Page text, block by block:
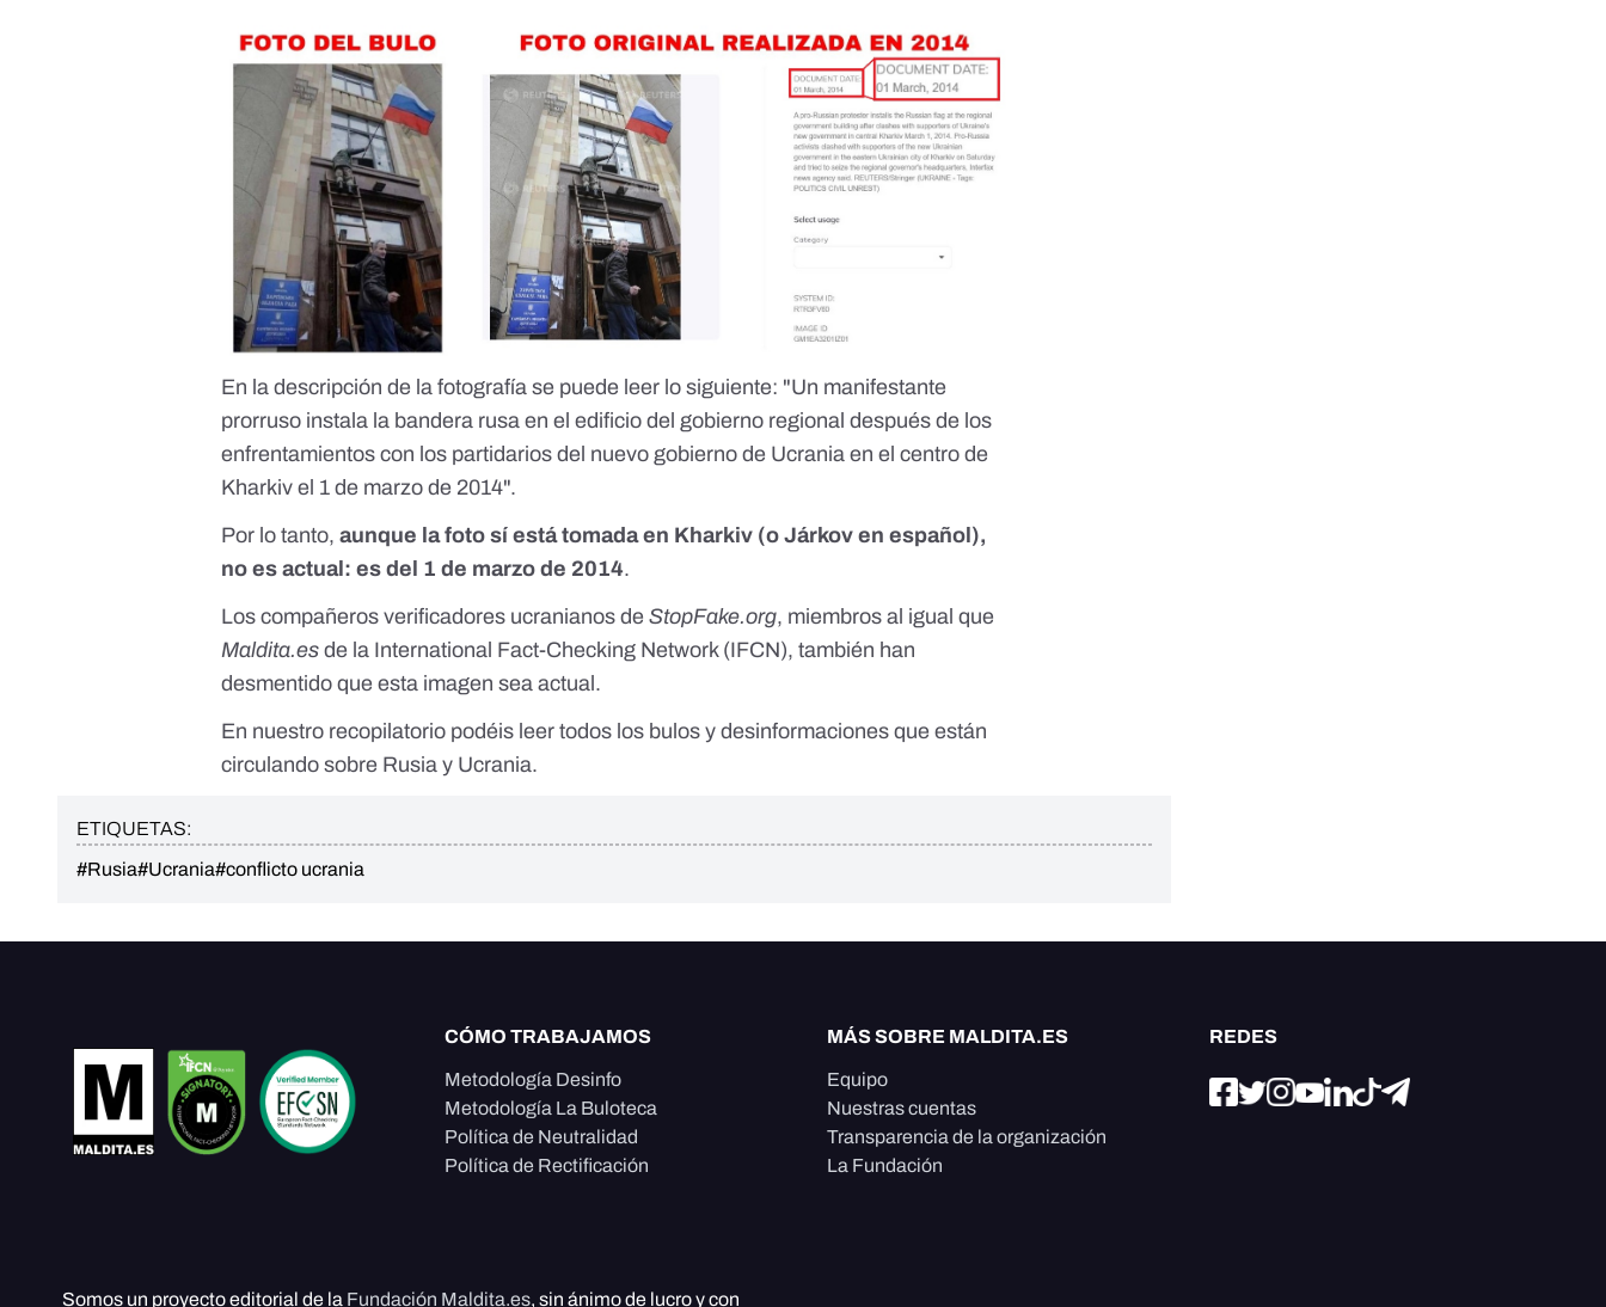
En la descripción de la fotografía se puede leer lo siguiente: "Un manifestante
prorruso instala la bandera rusa en el edificio del gobierno regional después de los
enfrentamientos con los partidarios del nuevo gobierno de Ucrania en el centro de
Kharkiv el 1 de marzo de 2014".
Por lo tanto,aunque la foto sí está tomada en Kharkiv (o Járkov en español),
no es actual: es del 1 de marzo de 2014.
Los compañeros verificadores ucranianos deStopFake.org, miembros al igual que
Maldita.es de la International Fact-Checking Network (IFCN), también han
desmentido que esta imagen sea actual.
En nuestro recopilatorio podéis leer todos los bulos y desinformaciones que están
circulando sobre Rusia y Ucrania.
ETIQUETAS:
#Rusia#Ucrania#conflicto ucrania
CÓMO TRABAJAMOS
Metodología Desinfo
Metodología La Buloteca
Política de Neutralidad
Política de Rectificación
MÁS SOBRE MALDITA.ES
Equipo
Nuestras cuentas
Transparencia de la organización
La Fundación
REDES
Somos un proyecto editorial de la Fundación Maldita.es, sin ánimo de lucro y con